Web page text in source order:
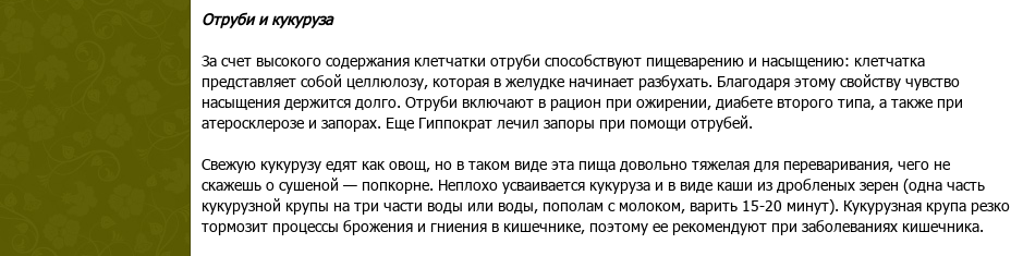
Отруби и кукуруза
За счет высокого содержания клетчатки отруби способствуют пищеварению и насыщению: клетчатка
представляет собой целлюлозу, которая в желудке начинает разбухать. Благодаря этому свойству чувство
насыщения держится долго. Отруби включают в рацион при ожирении, диабете второго типа, а также при
атеросклерозе и запорах. Еще Гиппократ лечил запоры при помощи отрубей.
Свежую кукурузу едят как овощ, но в таком виде эта пища довольно тяжелая для переваривания, чего не
скажешь о сушеной — попкорне. Неплохо усваивается кукуруза и в виде каши из дробленых зерен (одна часть
кукурузной крупы на три части воды или воды, пополам с молоком, варить 15-20 минут). Кукурузная крупа резко
тормозит процессы брожения и гниения в кишечнике, поэтому ее рекомендуют при заболеваниях кишечника.